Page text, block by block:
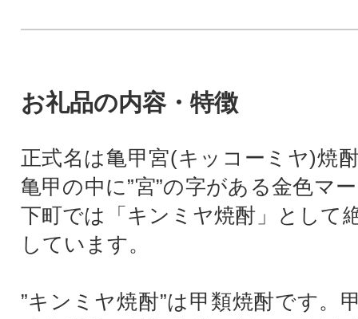
お礼品の内容・特徴
正式名は亀甲宮(キッコーミヤ)焼
亀甲の中に”宮”の字がある金色マ
下町では「キンミヤ焼酎」として
しています。
”キンミヤ焼酎”は甲類焼酎です。